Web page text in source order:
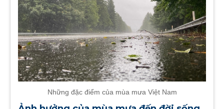
Những đặc điểm của mùa mưa Việt Nam